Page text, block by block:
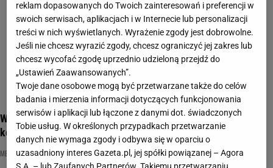
W dzisiejszym medycznym pytamy o nerki! Kto zgarnie
komplet punktów?
MEDYCYNA NERKI QUIZ
reklam dopasowanych do Twoich zainteresowań i preferencji w
swoich serwisach, aplikacjach i w Internecie lub personalizacji
treści w nich wyświetlanych. Wyrażenie zgody jest dobrowolne.
Jeśli nie chcesz wyrazić zgody, chcesz ograniczyć jej zakres lub
chcesz wycofać zgodę uprzednio udzieloną przejdź do
„Ustawień Zaawansowanych”.
Twoje dane osobowe mogą być przetwarzane także do celów
badania i mierzenia informacji dotyczących funkcjonowania
serwisów i aplikacji lub łączone z danymi dot. świadczonych
Tobie usług. W określonych przypadkach przetwarzanie
danych nie wymaga zgody i odbywa się w oparciu o
uzasadniony interes Gazeta.pl, jej spółki powiązanej – Agora